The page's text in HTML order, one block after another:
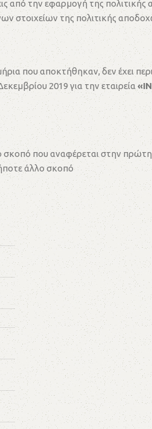
από την εφαρμογή της
στοιχείων της πολιτικής
που αποκτήθηκαν, δεν έχει
2019 για την εταιρεία
που αναφέρεται στην
άλλο σκοπό